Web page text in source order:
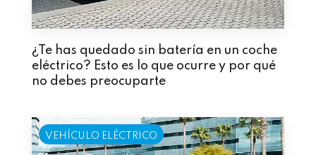
¿Te has quedado sin batería en un coche
eléctrico? Esto es lo que ocurre y por qué
no debes preocuparte
VEHÍCULO ELÉCTRICO